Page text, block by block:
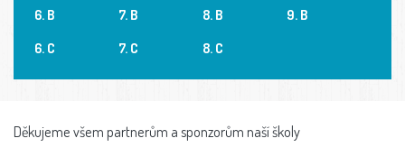
6. B
6. C
7. B
7. C
8. B
8. C
9. B
Děkujeme všem partnerům a sponzorům naší školy